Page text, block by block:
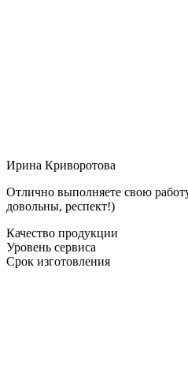
Ирина Криворотова
Отлично выполняете свою
довольны, респект!)
Качество продукции
Уровень сервиса
Срок изготовления